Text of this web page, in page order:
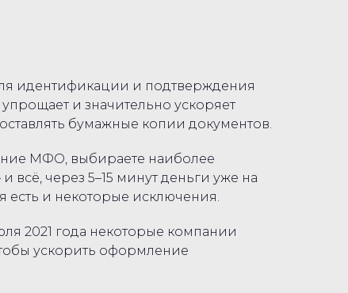
идентификации и подтверждения
и значительно ускоряет
бумажные копии документов.
МФО, выбираете наиболее
через 5–15 минут деньги уже на
есть и некоторые исключения.
2021 года некоторые компании
ускорить оформление